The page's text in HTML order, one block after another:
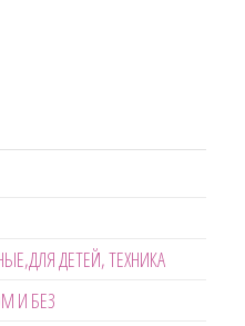
ДЕТЕЙ, ТЕХНИКА
И БЕЗ